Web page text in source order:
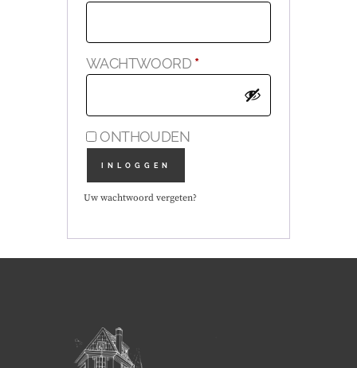
WACHTWOORD *VEREIST
ONTHOUDEN
INLOGGEN
Uw wachtwoord vergeten?